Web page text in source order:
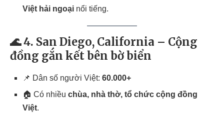
Việt hải ngoại nổi tiếng.
🌊 4. San Diego, California – Cộng
đồng gắn kết bên bờ biển
📌 Dân số người Việt: 60.000+
🏠 Có nhiều chùa, nhà thờ, tổ chức cộng đồng
Việt.